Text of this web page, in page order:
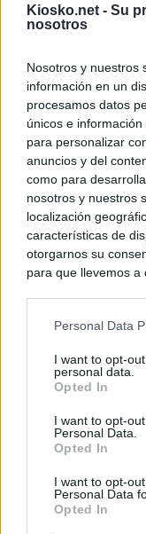
Kiosko.net - Su
nosotros
Nosotros y nuestros
información en un
procesamos datos
únicos e
para personalizar
anuncios y del
como para
nosotros y nuestros
localización
características de
otorgarnos su
para que llevemos
negar su
de su
rechazar tal
cualquier momento
visitando nuestra
Personal Data
I want to opt-
personal data.
Opted In
I want to opt-
Personal Data.
Opted In
I want to opt-
Personal Data
Opted In